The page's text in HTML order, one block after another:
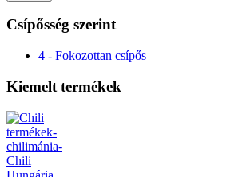
Csípősség szerint
4 - Fokozottan csípős
Kiemelt termékek